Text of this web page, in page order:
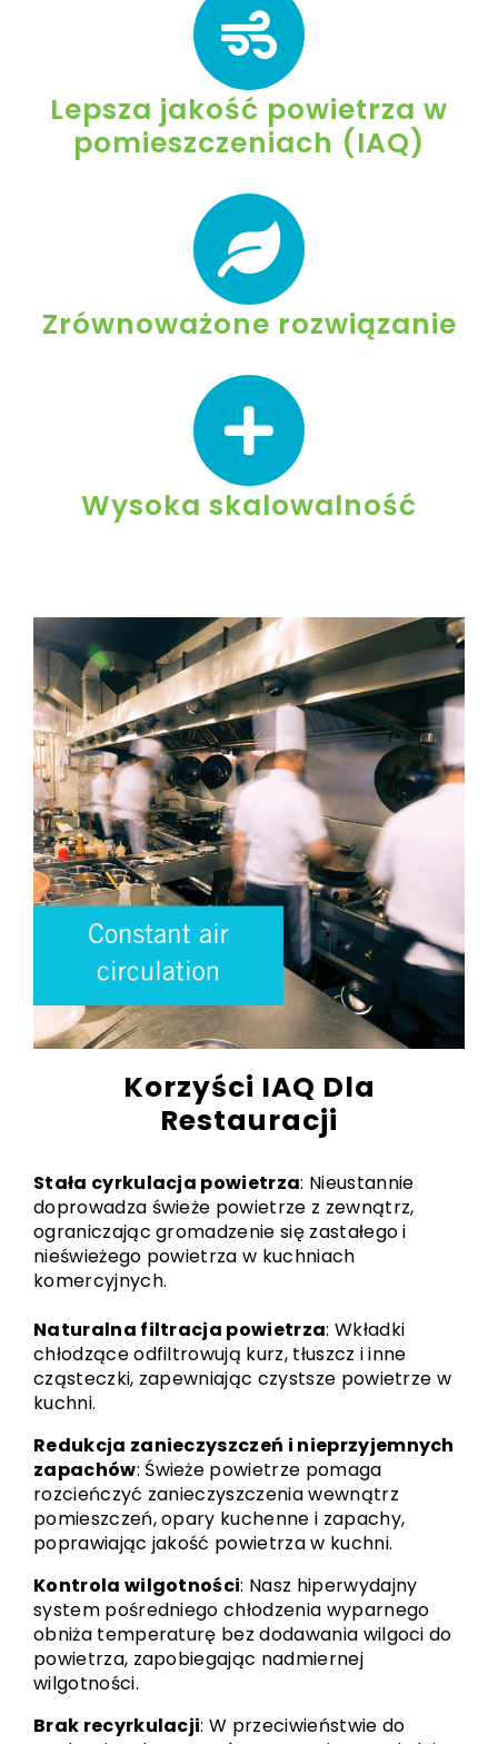
Lepsza jakość powietrza w
pomieszczeniach (IAQ)
Zrównoważone rozwiązanie
Wysoka skalowalność
Korzyści IAQ Dla
Restauracji
Stała cyrkulacja powietrza: Nieustannie
doprowadza świeże powietrze z zewnątrz,
ograniczając gromadzenie się zastałego i
nieświeżego powietrza w kuchniach
komercyjnych.
Naturalna filtracja powietrza: Wkładki
chłodzące odfiltrowują kurz, tłuszcz i inne
cząsteczki, zapewniając czystsze powietrze w
kuchni.
Redukcja zanieczyszczeń i nieprzyjemnych
zapachów: Świeże powietrze pomaga
rozcieńczyć zanieczyszczenia wewnątrz
pomieszczeń, opary kuchenne i zapachy,
poprawiając jakość powietrza w kuchni.
Kontrola wilgotności: Nasz hiperwydajny
system pośredniego chłodzenia wyparnego
obniża temperaturę bez dodawania wilgoci do
powietrza, zapobiegając nadmiernej
wilgotności.
Brak recyrkulacji: W przeciwieństwie do